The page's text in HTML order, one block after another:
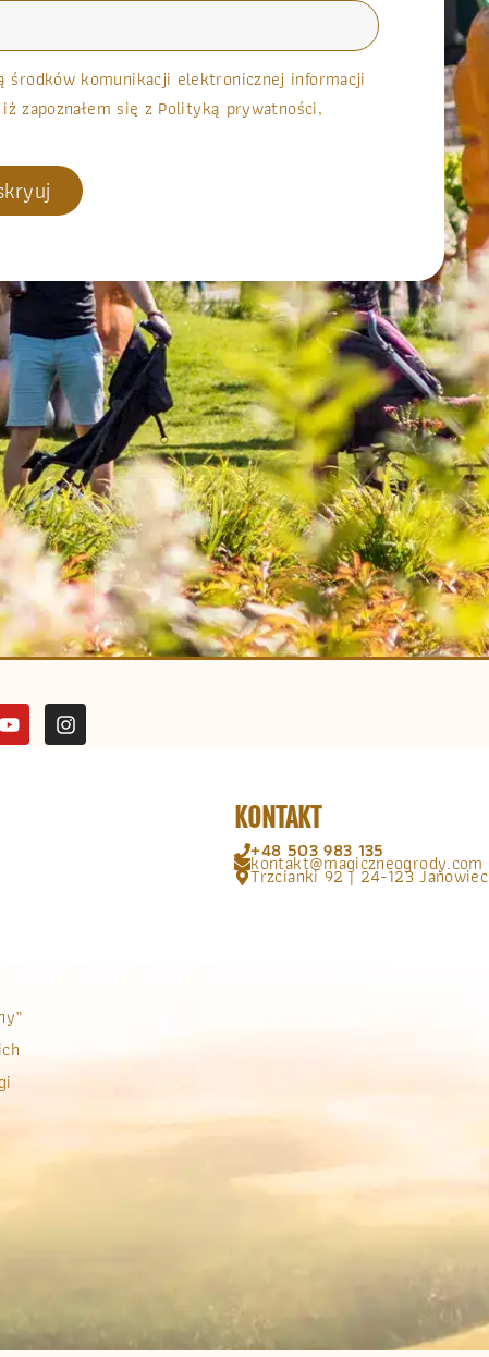
środków komunikacji elektronicznej informacji
zapoznałem się z Polityką prywatności,
KONTAKT
+48 503 983 135
kontakt@magiczneogrody.com
Trzcianki 92 | 24-123 Janowiec